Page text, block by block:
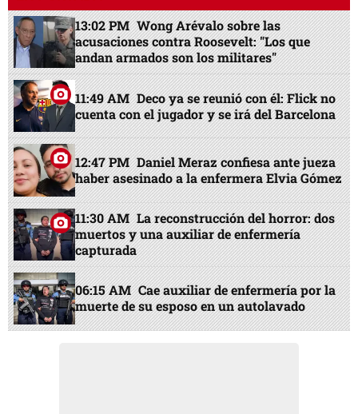
13:02 PM Wong Arévalo sobre las
acusaciones contra Roosevelt: "Los que
andan armados son los militares"
11:49 AM Deco ya se reunió con él: Flick no
cuenta con el jugador y se irá del Barcelona
12:47 PM Daniel Meraz confiesa ante jueza
haber asesinado a la enfermera Elvia Gómez
11:30 AM La reconstrucción del horror: dos
muertos y una auxiliar de enfermería
capturada
06:15 AM Cae auxiliar de enfermería por la
muerte de su esposo en un autolavado